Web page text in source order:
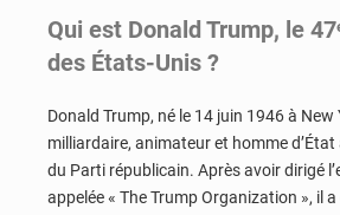
Qui est Donald Trump, le
des États-Unis ?
Donald Trump, né le 14 juin 1946 à New
milliardaire, animateur et homme
du Parti républicain. Après avoir dirigé
appelée « The Trump Organization », il